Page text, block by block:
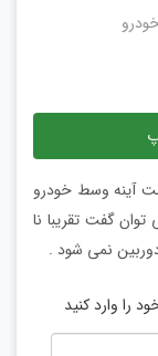
آینه وسط خودرو
گفت تقریبا نا
نمی شود .
را وارد کنید